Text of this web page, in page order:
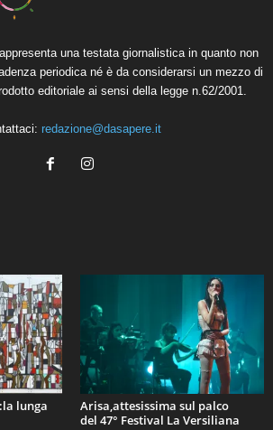
una testata giornalistica in quanto non
periodica né è da considerarsi un mezzo di
editoriale ai sensi della legge n.62/2001.
redazione@dasapere.it
lunga
Arisa,attesissima sul palco
del 47° Festival La Versiliana